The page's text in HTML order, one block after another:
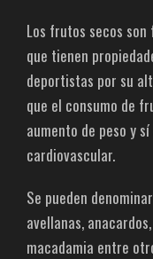
Los frutos secos
que tienen
deportistas por su
que el consumo de
aumento de peso y
cardiovascular.
Se pueden
avellanas,
macadamia entre